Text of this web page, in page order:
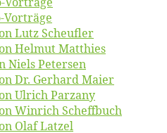
Vor­trä­ge
Lutz Scheufler
Hel­mut Matthies
Niels Petersen
Dr. Ger­hard Maier
Ul­rich Parzany
Win­rich Scheffbuch
Olaf Latzel